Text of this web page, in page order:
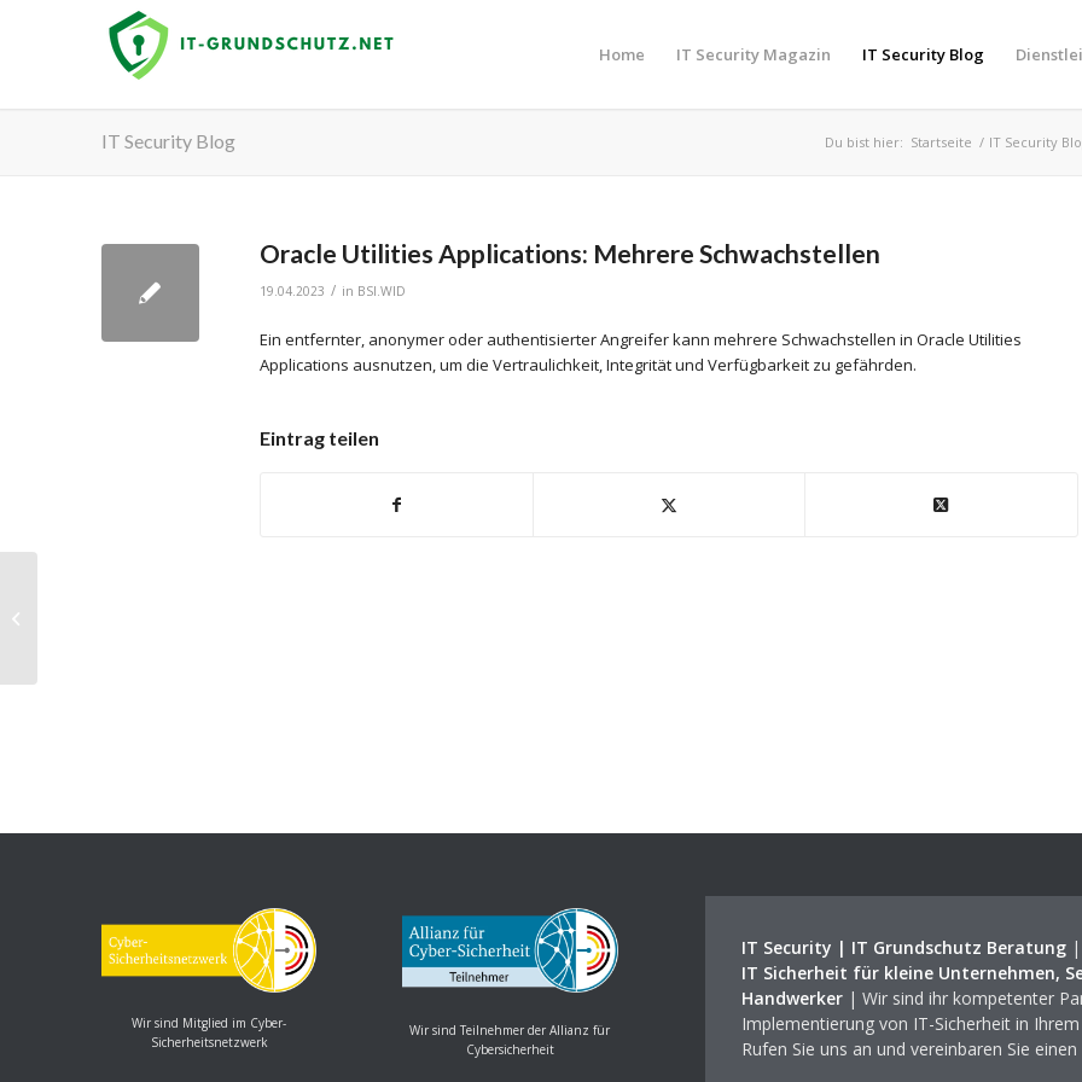
Home IT Security Magazin IT Security Blog
IT Security Blog Du bist hier: Startseite / IT Security
Oracle Utilities Applications: Mehrere Schwachstellen
19.04.2023 / in BSI.WID
Ein entfernter, anonymer oder authentisierter Angreifer kann mehrere Schwachstellen in Oracle Utilities
Applications ausnutzen, um die Vertraulichkeit, Integrität und Verfügbarkeit zu gefährden.
Eintrag teilen
Wir sind Mitglied im Cyber-
Sicherheitsnetzwerk
Wir sind Teilnehmer der Allianz für
Cybersicherheit
IT Security | IT Grundschutz Beratung|
IT Sicherheit für kleine Unternehmen,
Handwerker| Wir sind ihr kompetenter
Implementierung von IT-Sicherheit in
Rufen Sie uns an und vereinbaren Sie